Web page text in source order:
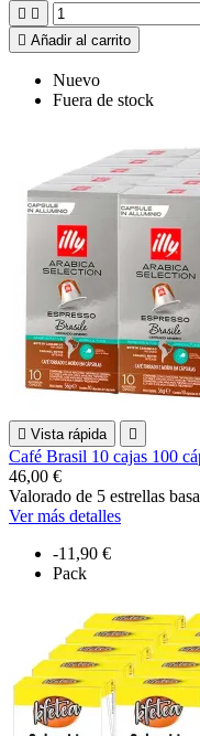
 
 Añadir al carrito
Nuevo
Fuera de stock
 Vista rápida 
Café Brasil 10 cajas 100
46,00 €
Valorado de 5 estrellas
Ver más detalles
-11,90 €
Pack